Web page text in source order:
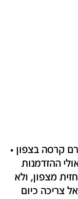
קרסה בצפון •
ההזדמנות
מצפון, ולא
צריכה כיום